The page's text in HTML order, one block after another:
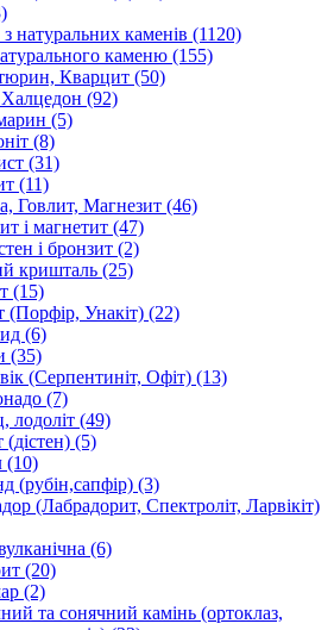
натуральних каменів (1120)
каменю (155)
Кварцит (50)
(92)
(5)
(8)
(31)
(11)
Говлит, Магнезит (46)
і магнетит (47)
і бронзит (2)
кришталь (25)
(15)
(Порфір, Унакіт) (22)
(6)
(35)
(Серпентиніт, Офіт) (13)
(7)
лодоліт (49)
(дістен) (5)
(10)
(рубін,сапфір) (3)
(Лабрадорит, Спектроліт, Ларвікіт)
(6)
(20)
(2)
та сонячний камінь (ортоклаз,